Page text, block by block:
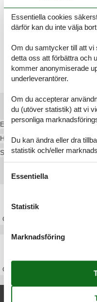
en vacker stuga Mols
Välj bland 305 stugor
Destinationer i
Esby
Helgenæs
Skødshoved Strand
Om
Stuga Danmark
Om
Essentiella cookies
därför kan du inte välja bort
Om du samtycker till att vi
detta oss att förbättra och
kommer anonymiserade
underleverantörer.
Om du accepterar
du (utöver statistik) att vi
personliga
Du kan ändra eller dra
statistik och/eller
Essentiella
Statistik
Marknadsföring